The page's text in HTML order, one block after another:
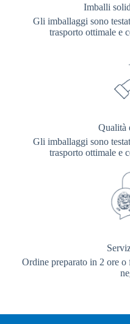
Imballi
Gli imballaggi sono
trasporto ottimale e
Qualità
Gli imballaggi sono
trasporto ottimale e
Ordine preparato in 2 ore